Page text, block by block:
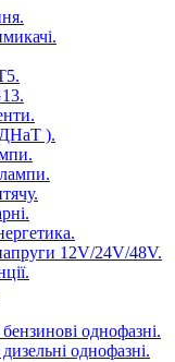
ДНаТ ).
12V/24V/48V.
однофазні.
однофазні.